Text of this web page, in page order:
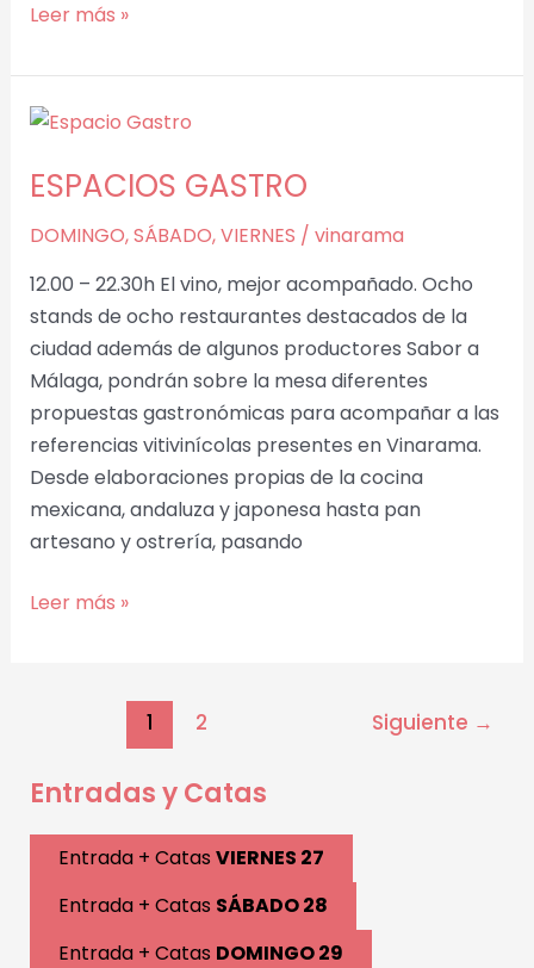
Leer más »
ESPACIOS GASTRO
DOMINGO,SÁBADO,VIERNES / vinarama
12.00 – 22.30h El vino, mejor acompañado. Ocho
stands de ocho restaurantes destacados de la
ciudad además de algunos productores Sabor a
Málaga, pondrán sobre la mesa diferentes
propuestas gastronómicas para acompañar a las
referencias vitivinícolas presentes en Vinarama.
Desde elaboraciones propias de la cocina
mexicana, andaluza y japonesa hasta pan
artesano y ostrería, pasando
ESPACIOS
Leer más »
1 2 Siguiente →
Entradas y Catas
Entrada + CatasVIERNES 27
Entrada + Catas SÁBADO 28
Entrada + Catas DOMINGO 29